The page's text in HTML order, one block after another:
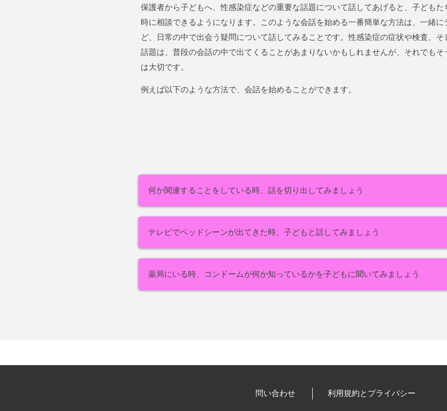
保護者から子どもへ、性感染症などの重要な話題について話してあげると、子ども
時に相談できるようになります。このような会話を始める一番簡単な方法は、一緒
ど、日常の中で出会う疑問について話してみることです。性感染症の症状や検査、
話題は、普段の会話の中で出てくることがあまりないかもしれませんが、それでも
は大切です。
例えば以下のような方法で、会話を始めることができます。
何か関連することをしている時、話を切り出してみましょう
テレビでベッドシーンが出てきた時、子どもと話してみましょう
薬局にいる時、コンドームが何か知っているかを子どもに聞いてみましょう
問い合わせ 利用規約とプライバシー